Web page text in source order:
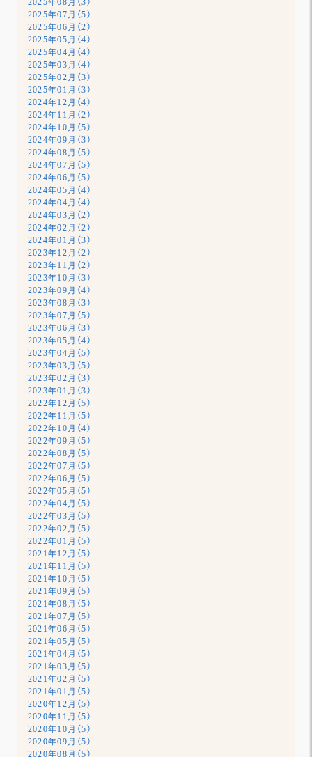
2025年07月（5）
2025年06月（2）
2025年05月（4）
2025年04月（4）
2025年03月（4）
2025年02月（3）
2025年01月（3）
2024年12月（4）
2024年11月（2）
2024年10月（5）
2024年09月（3）
2024年08月（5）
2024年07月（5）
2024年06月（5）
2024年05月（4）
2024年04月（4）
2024年03月（2）
2024年02月（2）
2024年01月（3）
2023年12月（2）
2023年11月（2）
2023年10月（3）
2023年09月（4）
2023年08月（3）
2023年07月（5）
2023年06月（3）
2023年05月（4）
2023年04月（5）
2023年03月（5）
2023年02月（3）
2023年01月（3）
2022年12月（5）
2022年11月（5）
2022年10月（4）
2022年09月（5）
2022年08月（5）
2022年07月（5）
2022年06月（5）
2022年05月（5）
2022年04月（5）
2022年03月（5）
2022年02月（5）
2022年01月（5）
2021年12月（5）
2021年11月（5）
2021年10月（5）
2021年09月（5）
2021年08月（5）
2021年07月（5）
2021年06月（5）
2021年05月（5）
2021年04月（5）
2021年03月（5）
2021年02月（5）
2021年01月（5）
2020年12月（5）
2020年11月（5）
2020年10月（5）
2020年09月（5）
2020年08月（5）